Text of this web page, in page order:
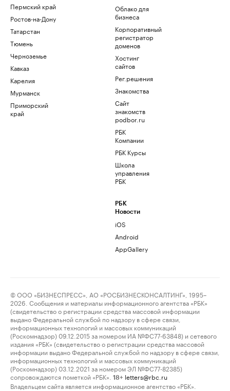
Пермский край
Ростов-на-Дону
Татарстан
Тюмень
Черноземье
Кавказ
Карелия
Мурманск
Приморский
край
Облако для
бизнеса
Корпоративный
регистратор
доменов
Хостинг
сайтов
Рег.решения
Знакомства
Сайт
знакомств
podbor.ru
РБК
Компании
РБК Курсы
Школа
управления
РБК
РБК
Новости
iOS
Android
AppGallery
© ООО «БИЗНЕСПРЕСС», АО «РОСБИЗНЕСКОНСАЛТИНГ», 1995–
2026. Сообщения и материалы информационного агентства «РБК»
(свидетельство о регистрации средства массовой информации
выдано Федеральной службой по надзору в сфере связи,
информационных технологий и массовых коммуникаций
(Роскомнадзор) 09.12.2015 за номером ИА №ФС77-63848) и сетевого
издания «РБК» (свидетельство о регистрации средства массовой
информации выдано Федеральной службой по надзору в сфере связи,
информационных технологий и массовых коммуникаций
(Роскомнадзор) 03.12.2021 за номером ЭЛ №ФС77-82385)
сопровождаются пометкой «РБК».
18+ letters@rbc.ru
Владельцем сайта является информационное агентство «РБК».